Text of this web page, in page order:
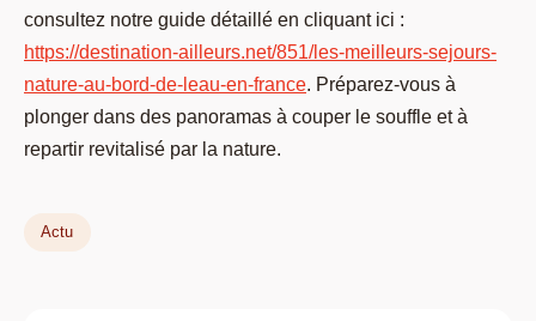
consultez notre guide détaillé en cliquant ici :
https://destination-ailleurs.net/851/les-meilleurs-sejours-
nature-au-bord-de-leau-en-france. Préparez-vous à
plonger dans des panoramas à couper le souffle et à
repartir revitalisé par la nature.
Actu